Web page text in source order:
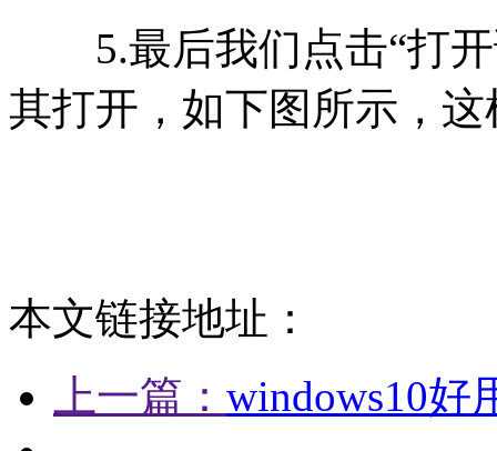
5.最后我们点击“打开
其打开，如下图所示，
本文链接地址：
上一篇： windows10